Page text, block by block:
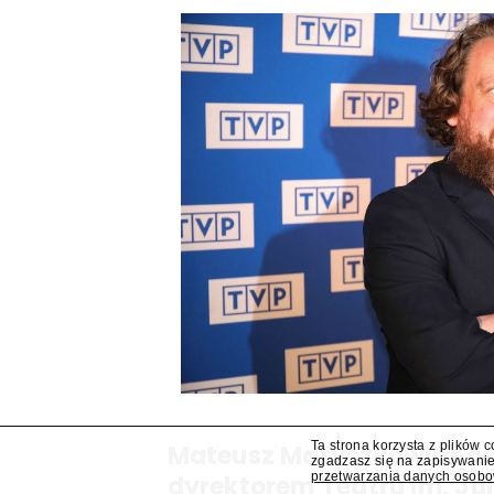
Mateusz Matyszkowicz
dyrektorem Teatru im.
Ta strona korzysta z plików
zgadzasz się na
przetwarzania danych